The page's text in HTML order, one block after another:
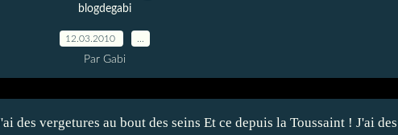
blogdegabi
12.03.2010
Par Gabi
des vergetures au bout des seins Et ce depuis la Toussaint ! J'ai des